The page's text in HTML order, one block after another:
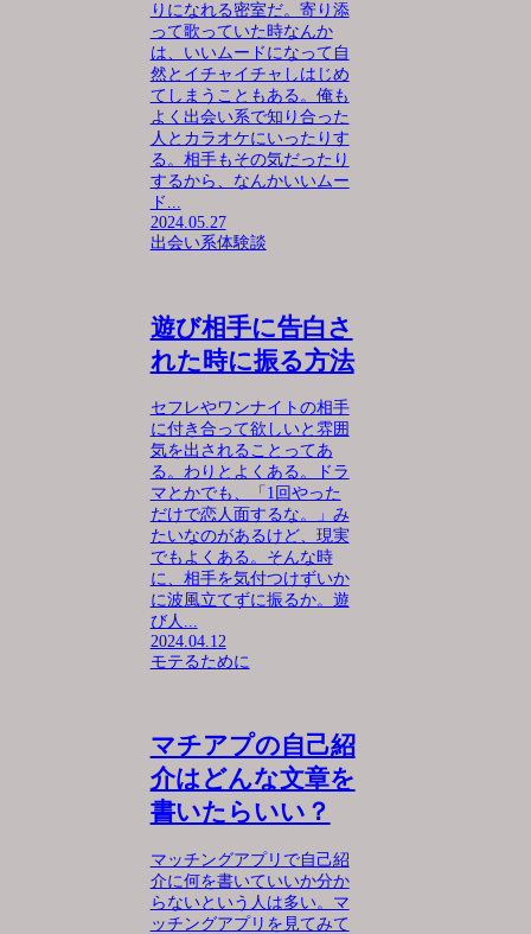
りになれる密室だ。寄り添
って歌っていた時なんか
は、いいムードになって自
然とイチャイチャしはじめ
てしまうこともある。俺も
よく出会い系で知り合った
人とカラオケにいったりす
る。相手もその気だったり
するから、なんかいいムー
ド...
2024.05.27
出会い系体験談
遊び相手に告白さ
れた時に振る方法
セフレやワンナイトの相手
に付き合って欲しいと雰囲
気を出されることってあ
る。わりとよくある。ドラ
マとかでも、「1回やった
だけで恋人面するな。」み
たいなのがあるけど、現実
でもよくある。そんな時
に、相手を気付つけずいか
に波風立てずに振るか。遊
び人...
2024.04.12
モテるために
マチアプの自己紹
介はどんな文章を
書いたらいい？
マッチングアプリで自己紹
介に何を書いていいか分か
らないという人は多い。マ
ッチングアプリを見てみて